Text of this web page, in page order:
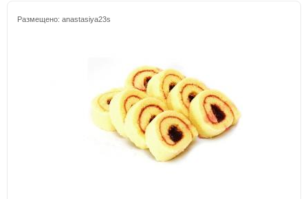
Размещено: anastasiya23s